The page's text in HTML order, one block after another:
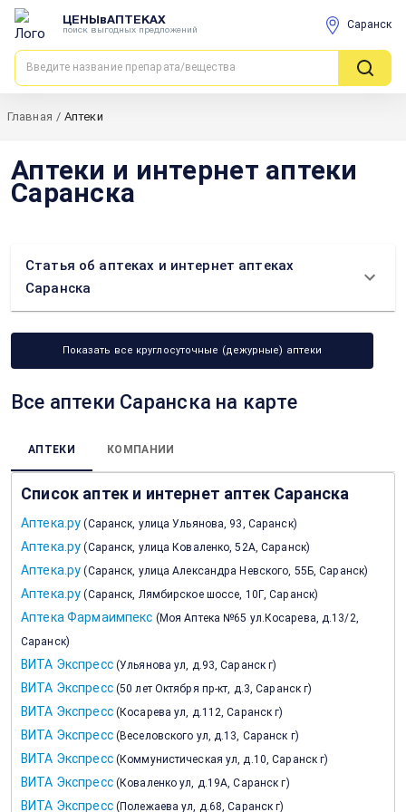
ЦЕНЫвАПТЕКАХ
поиск выгодных предложений Саранск
Главная / Аптеки
Аптеки и интернет аптеки
Саранска
Статья об аптеках и интернет аптеках
Саранска
Показать все круглосуточные (дежурные) аптеки
Все аптеки Саранска на карте
АПТЕКИ КОМПАНИИ
Список аптек и интернет аптек Саранска
Аптека.ру (Саранск, улица Ульянова, 93, Саранск)
Аптека.ру (Саранск, улица Коваленко, 52А, Саранск)
Аптека.ру (Саранск, улица Александра Невского, 55Б, Саранск)
Аптека.ру (Саранск, Лямбирское шоссе, 10Г, Саранск)
Аптека Фармаимпекс ( Моя Аптека №65 ул.Косарева, д.13/2,
Саранск)
ВИТА Экспресс (Ульянова ул, д.93, Саранск г)
ВИТА Экспресс (50 лет Октября пр-кт, д.3, Саранск г)
ВИТА Экспресс ( Косарева ул, д.112, Саранск г)
ВИТА Экспресс ( Веселовского ул, д.13, Саранск г)
ВИТА Экспресс ( Коммунистическая ул, д.10, Саранск г)
ВИТА Экспресс ( Коваленко ул, д.19А, Саранск г)
ВИТА Экспресс ( Полежаева ул, д.68, Саранск г)